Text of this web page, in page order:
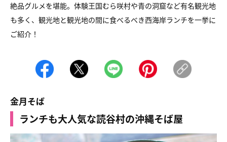
絶品グルメを堪能。体験王国むら咲村や青の洞窟など有名観光地
も多く、観光地と観光地の間に食べるべき西海岸ランチを一挙に
ご紹介！
金月そば
ランチも大人気な読谷村の沖縄そば屋